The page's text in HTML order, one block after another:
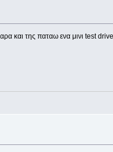
και της παταω ενα μινι test